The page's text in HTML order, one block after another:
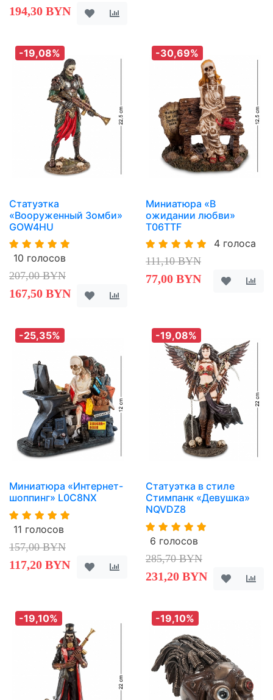
194,30 BYN
-19,08%
Статуэтка
«Вооруженный Зомби»
GOW4HU
10 голосов
207,00 BYN
167,50 BYN
-30,69%
Миниатюра «В
ожидании любви»
T06TTF
4 голоса
111,10 BYN
77,00 BYN
-25,35%
Миниатюра «Интернет-
шоппинг» L0C8NX
11 голосов
157,00 BYN
117,20 BYN
-19,08%
Статуэтка в стиле
Стимпанк «Девушка»
NQVDZ8
6 голосов
285,70 BYN
231,20 BYN
-19,10% -19,10%